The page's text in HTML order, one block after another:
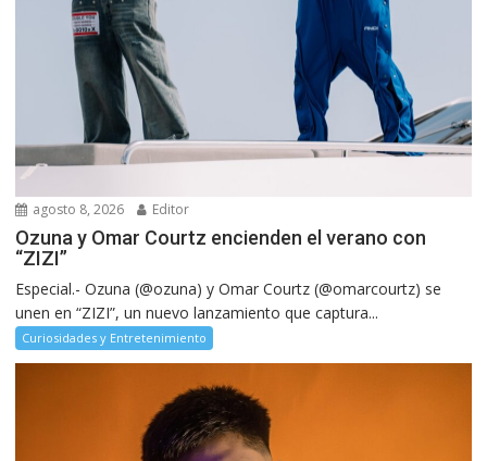
agosto 8, 2026 Editor
Ozuna y Omar Courtz encienden el verano con
“ZIZI”
Especial.- Ozuna (@ozuna) y Omar Courtz (@omarcourtz) se
unen en “ZIZI”, un nuevo lanzamiento que captura...
Curiosidades y Entretenimiento